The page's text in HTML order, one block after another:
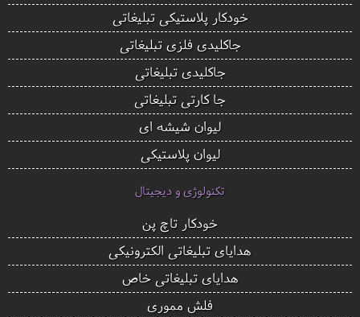
خودکار پلاستیکی تبلیغاتی
جاکلیدی فلزی تبلیغاتی
جاکلیدی تبلیغاتی
جا کارتی تبلیغاتی
لیوان شیشه ای
لیوان پلاستیکی
تکنولوژی و دیجیتال
خودکار تاچ پن
هدایای تبلیغاتی الکترونیکی
هدایای تبلیغاتی خاص
فلش مموری